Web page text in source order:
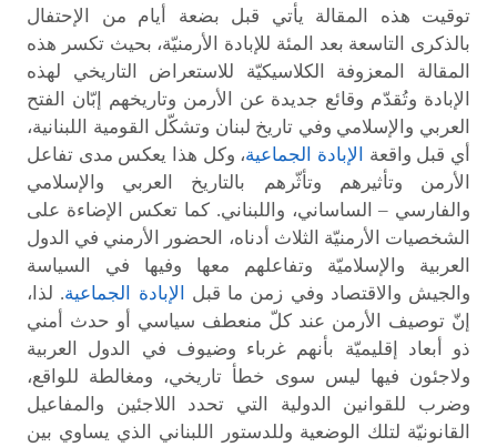
توقيت هذه المقالة يأتي قبل بضعة أيام من الإحتفال
بالذكرى التاسعة بعد المئة للإبادة الأرمنيّة، بحيث تكسر هذه
المقالة المعزوفة الكلاسيكيّة للاستعراض التاريخي لهذه
الإبادة وتُقدّم وقائع جديدة عن الأرمن وتاريخهم إبّان الفتح
العربي والإسلامي وفي تاريخ لبنان وتشكّل القومية اللبنانية،
أي قبل واقعة
الإبادة الجماعية، وكل هذا يعكس مدى تفاعل
الأرمن وتأثيرهم وتأثّرهم بالتاريخ العربي والإسلامي
والفارسي – الساساني، واللبناني. كما تعكس الإضاءة على
الشخصيات الأرمنيّة الثلاث أدناه، الحضور الأرمني في الدول
العربية والإسلاميّة وتفاعلهم معها وفيها في السياسة
والجيش والاقتصاد وفي زمن ما قبل
الإبادة الجماعية. لذا،
إنّ توصيف الأرمن عند كلّ منعطف سياسي أو حدث أمني
ذو أبعاد إقليميّة بأنهم غرباء وضيوف في الدول العربية
ولاجئون فيها ليس سوى خطأ تاريخي، ومغالطة للواقع،
وضرب للقوانين الدولية التي تحدد اللاجئين والمفاعيل
القانونيّة لتلك الوضعية وللدستور اللبناني الذي يساوي بين